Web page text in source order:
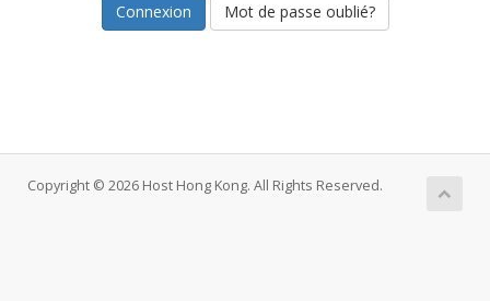
Mot de passe oublié?
Copyright © 2026 Host Hong Kong. All Rights Reserved.